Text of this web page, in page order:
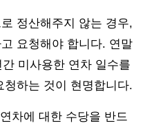
정산해주지 않는 경우,
요청해야 합니다. 연말
미사용한 연차 일수를
하는 것이 현명합니다.
차에 대한 수당을 반드